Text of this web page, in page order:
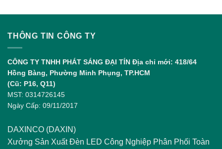
THÔNG TIN CÔNG TY
CÔNG TY TNHH PHÁT SÁNG ĐẠI TÍN Địa chỉ mới: 418/64
Hồng Bàng, Phường Minh Phụng, TP.HCM
(Cũ: P16, Q11)
MST: 0314726145
Ngày Cấp: 09/11/2017
DAXINCO (DAXIN)
Xưởng Sản Xuất Đèn LED Công Nghiệp Phân Phối Toàn